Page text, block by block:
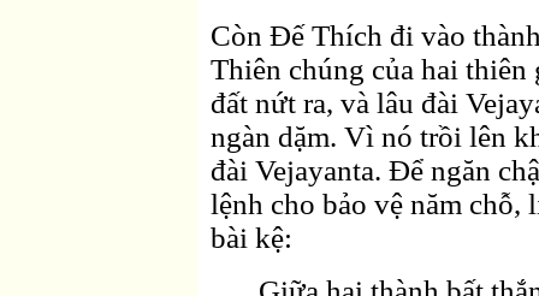
Còn Ðế Thích đi vào
Thiên chúng của hai
đất nứt ra, và lâu đài
ngàn dặm. Vì nó trồi lên
đài Vejayanta. Ðể ngăn
lệnh cho bảo vệ năm chỗ,
bài kệ: